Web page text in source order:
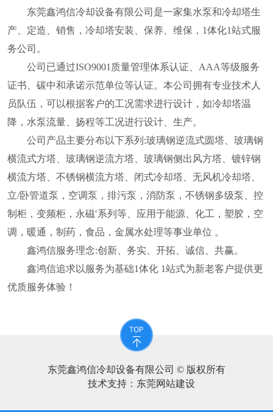
东莞鑫鸿信冷却设备有限公司是一家集水泵和冷却塔生
产、定造、销售，冷却塔安装、保养、维保，1体化1站式服
务公司。
公司已通过ISO9001质量管理体系认证、AAA等级服务
证书、碳中和承诺示范单位等认证。本公司拥有专业技术人
员队伍，可以根据客户的工况需求进行设计，如冷却塔温
降，水泵流量、扬程等工况进行设计、生产。
公司产品主要分布以下系列:玻璃钢逆流式圆塔、玻璃钢
横流式方塔、玻璃钢逆流方塔、玻璃钢侧出风方塔、镀锌钢
横流方塔、不锈钢横流方塔、闭式冷却塔、无风机冷却塔、
立/卧管道泵，空调泵，排污泵，消防泵，不锈钢多级泵、控
制柜，变频柜，永磁′系列等、应用于能源、化工，塑胶，空
调，暖通，制药，食品，金属水处理等事业单位 。
鑫鸿信服务理念:创新、务实、开拓、诚信、共赢。
鑫鸿信追求以服务为基础1体化 1站式为新老客户提供更
优质服务体验！
东莞鑫鸿信冷却设备有限公司 © 版权所有
技术支持： 东莞网站建设